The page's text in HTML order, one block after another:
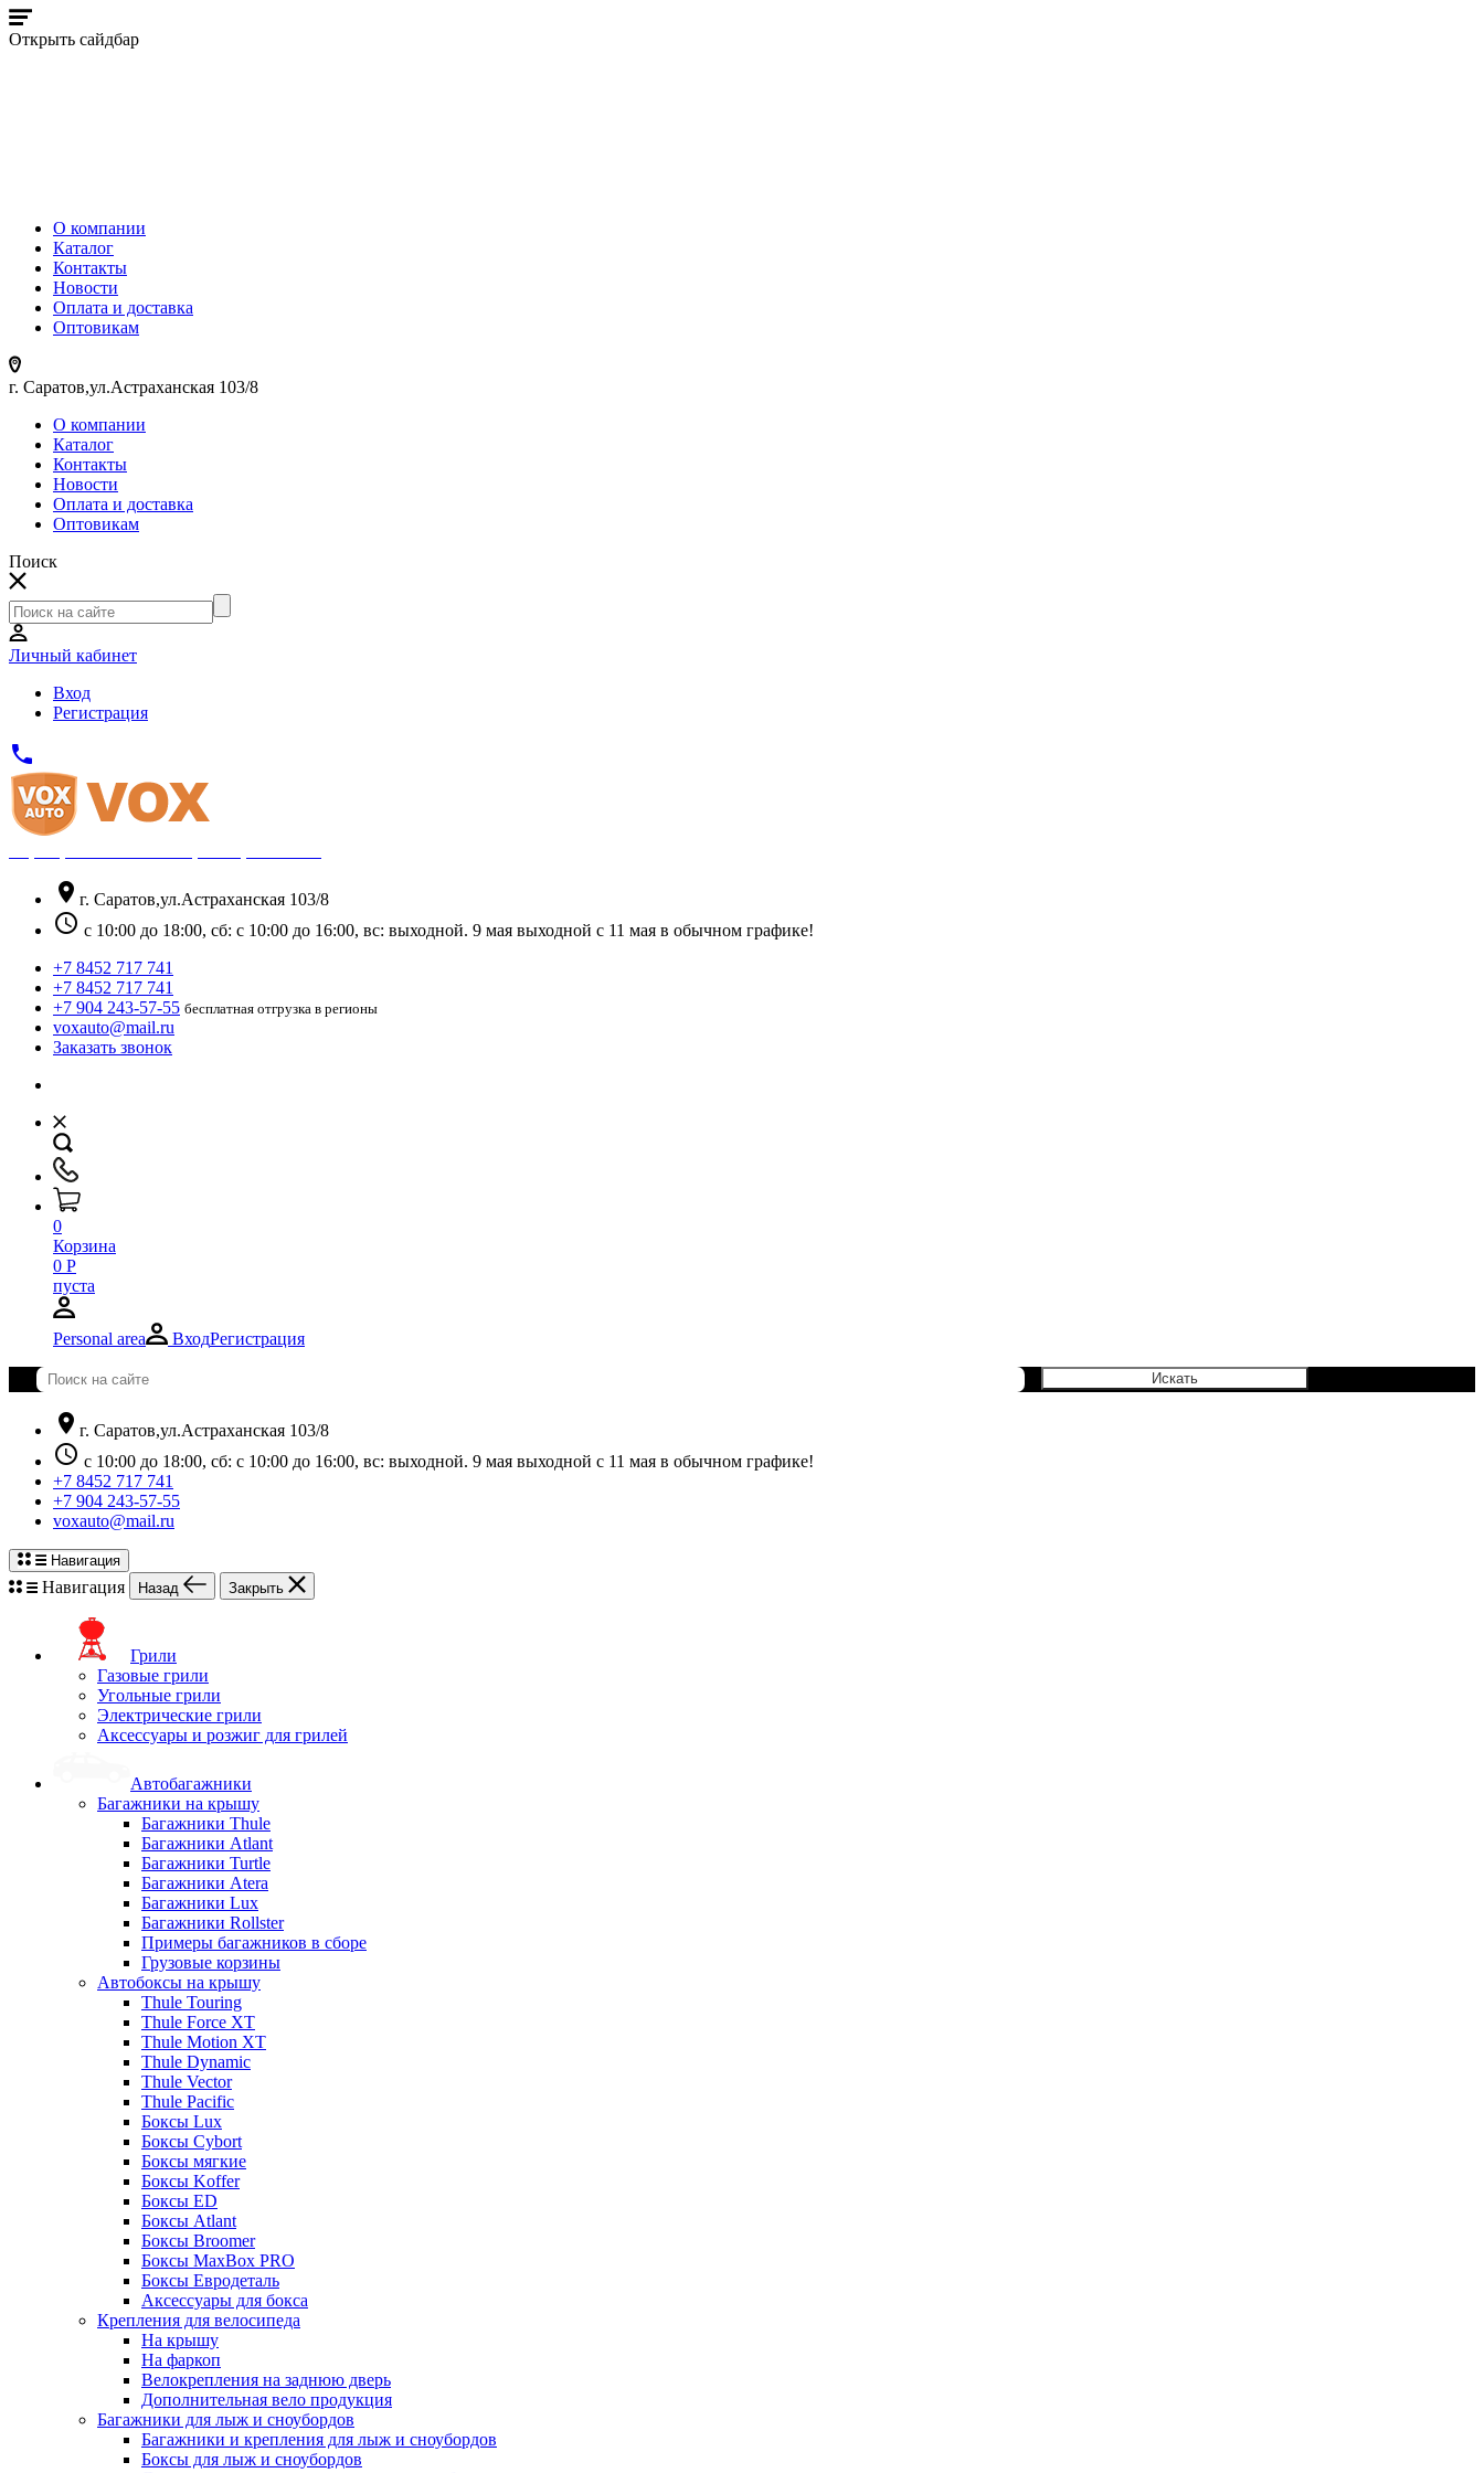
Открыть сайдбар
О компании
Каталог
Контакты
Новости
Оплата и доставка
Оптовикам
г. Саратов,ул.Астраханская 103/8
О компании
Каталог
Контакты
Новости
Оплата и доставка
Оптовикам
Поиск
Личный кабинет
Вход
Регистрация
phone
location_on г. Саратов,ул.Астраханская 103/8
schedule с 10:00 до 18:00, сб: с 10:00 до 16:00, вс: выходной. 9 мая выходной с 11 мая в обычном графике!
+7 8452 717 741
+7 8452 717 741
+7 904 243-57-55 бесплатная отгрузка в регионы
voxauto@mail.ru
Заказать звонок
0
Корзина
0 Р
пуста
Personal area ВходРегистрация
location_on г. Саратов,ул.Астраханская 103/8
schedule с 10:00 до 18:00, сб: с 10:00 до 16:00, вс: выходной. 9 мая выходной с 11 мая в обычном графике!
+7 8452 717 741
+7 904 243-57-55
voxauto@mail.ru
Навигация
Навигация Назад Закрыть
Грили
Газовые грили
Угольные грили
Электрические грили
Аксессуары и розжиг для грилей
Автобагажники
Багажники на крышу
Багажники Thule
Багажники Atlant
Багажники Turtle
Багажники Atera
Багажники Lux
Багажники Rollster
Примеры багажников в сборе
Грузовые корзины
Автобоксы на крышу
Thule Touring
Thule Force XT
Thule Motion XT
Thule Dynamic
Thule Vector
Thule Pacific
Боксы Lux
Боксы Cybort
Боксы мягкие
Боксы Koffer
Боксы ED
Боксы Atlant
Боксы Broomer
Боксы MaxBox PRO
Боксы Евродеталь
Аксессуары для бокса
Крепления для велосипеда
На крышу
На фаркоп
Велокрепления на заднюю дверь
Дополнительная вело продукция
Багажники для лыж и сноубордов
Багажники и крепления для лыж и сноубордов
Боксы для лыж и сноубордов